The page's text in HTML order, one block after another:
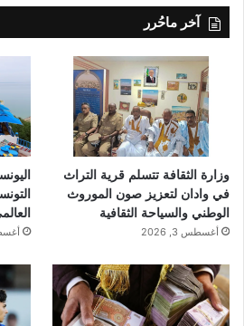
آخر ماحُرر
وزارة الثقافة تتسلم قرية التراث
في وادان لتعزيز صون الموروث
الوطني والسياحة الثقافية
أغسطس 3, 2026 أغسطس